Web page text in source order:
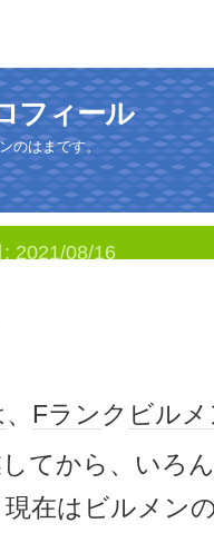
フィール
のはまです。
2021/08/16
、 Fランク ビル
てから、いろ
在はビルメン